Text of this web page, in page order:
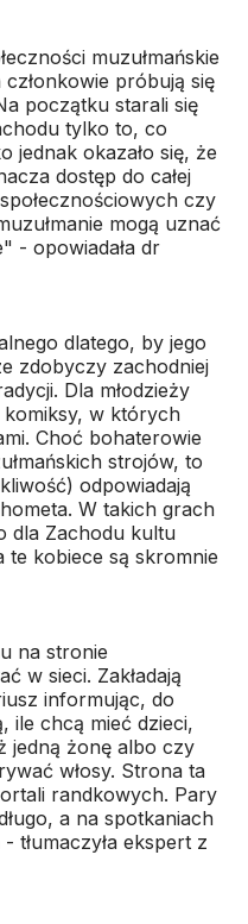
muzułmańskie
próbują się
początku starali się
tylko to, co
jednak okazało się, że
dostęp do całej
czy
mogą uznać
- opowiadała dr
dlatego, by jego
zdobyczy zachodniej
Dla młodzieży
komiksy, w których
Choć bohaterowie
strojów, to
odpowiadają
W takich grach
dla Zachodu kultu
te kobiece są skromnie
na stronie
w sieci. Zakładają
informując, do
ile chcą mieć dzieci,
jedną żonę albo czy
włosy. Strona ta
randkowych. Pary
a na spotkaniach
tłumaczyła ekspert z